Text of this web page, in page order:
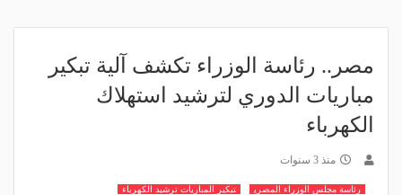
مصر.. رئاسة الوزراء تكشف آلية تبكير
مباريات الدوري لترشيد استهلاك
الكهرباء
منذ 3 سنوات
رئاسة مجلس الوزراء المصري تبكير المباريات ترشيد الكهرباء